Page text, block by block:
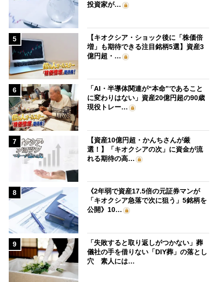
投資家が…
5
【キオクシア・ショック後に「株価倍
増」も期待できる注目銘柄5選】資産3
億円超・…
6
「AI・半導体関連が“本命”であること
に変わりはない」資産20億円超の90歳
現役トレー…
7
【資産10億円超・かんちさんが厳
選！】「キオクシアの次」に資金が流
れる期待の高…
8
《2年弱で資産17.5倍の元証券マンが
「キオクシア急落で次に狙う」5銘柄を
公開》10…
9
「失敗すると取り返しがつかない」葬
儀社の手を借りない「DIY葬」の落とし
穴 素人には…